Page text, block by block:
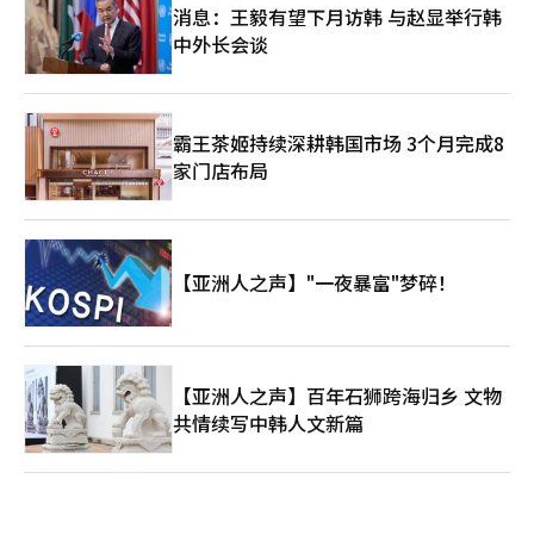
消息：王毅有望下月访韩 与赵显举行韩
中外长会谈
霸王茶姬持续深耕韩国市场 3个月完成8
家门店布局
【亚洲人之声】"一夜暴富"梦碎！
【亚洲人之声】百年石狮跨海归乡 文物
共情续写中韩人文新篇